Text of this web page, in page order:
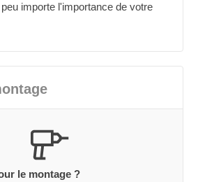
importe l'importance de votre
le montage ?